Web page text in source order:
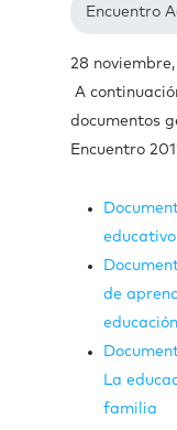
Encuentro
28 noviembre,
A
documentos
Encuentro
de
La
familia